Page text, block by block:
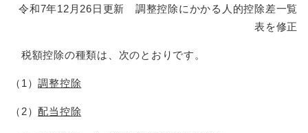
令和7年12月26日更新 調整控除にかかる人的控除差一覧
表を修正
税額控除の種類は、次のとおりです。
（1）調整控除
（2）配当控除